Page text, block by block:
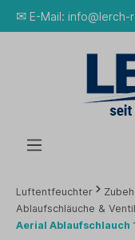
✉ E-Mail: info@lerch-
Luftentfeuchter
Ablaufschläuche &
Aerial Ablaufschlauch